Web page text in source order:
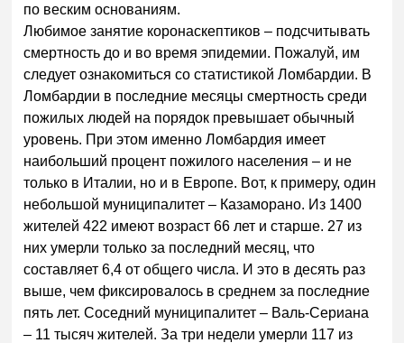
по веским основаниям.
Любимое занятие коронаскептиков – подсчитывать
смертность до и во время эпидемии. Пожалуй, им
следует ознакомиться со статистикой Ломбардии. В
Ломбардии в последние месяцы смертность среди
пожилых людей на порядок превышает обычный
уровень. При этом именно Ломбардия имеет
наибольший процент пожилого населения – и не
только в Италии, но и в Европе. Вот, к примеру, один
небольшой муниципалитет – Казаморано. Из 1400
жителей 422 имеют возраст 66 лет и старше. 27 из
них умерли только за последний месяц, что
составляет 6,4 от общего числа. И это в десять раз
выше, чем фиксировалось в среднем за последние
пять лет. Соседний муниципалитет – Валь-Сериана
– 11 тысяч жителей. За три недели умерли 117 из